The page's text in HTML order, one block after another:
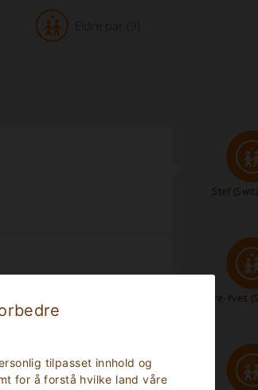
tilpasset innhold og
for å forstå hvilke land våre
Eldre par (9)
Stef
Pierre-Yves